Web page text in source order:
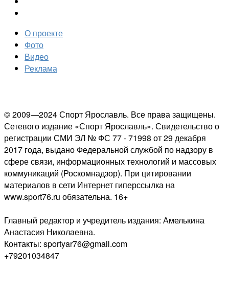
О проекте
Фото
Видео
Реклама
© 2009—2024 Спорт Ярославль. Все права защищены.
Сетевого издание «Спорт Ярославль». Свидетельство о
регистрации СМИ ЭЛ № ФС 77 - 71998 от 29 декабря
2017 года, выдано Федеральной службой по надзору в
сфере связи, информационных технологий и массовых
коммуникаций (Роскомнадзор). При цитировании
материалов в сети Интернет гиперссылка на
www.sport76.ru обязательна. 16+
Главный редактор и учредитель издания: Амелькина
Анастасия Николаевна.
Контакты: sportyar76@gmail.com
+79201034847